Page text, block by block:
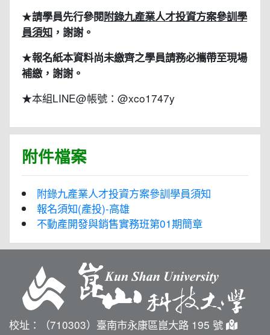
★請學員先行參閱附錄九產業人才投資方案參訓學
員須知 ，謝謝。
★報名紙本資料尚未繳齊之學員請務必攜帶至現場
補繳，謝謝。
★本組LINE@帳號：@xco1747y
附件檔案
附錄九產業人才投資方案參訓學員須知
報名須知(產投)-高雄
不動產開發與銷售實務班第01期簡章
校址：（710303）臺南市永康區崑大路 195 號